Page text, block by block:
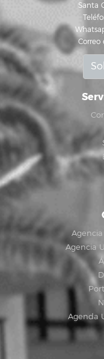
Santa
Correo
Agencia
Agenda